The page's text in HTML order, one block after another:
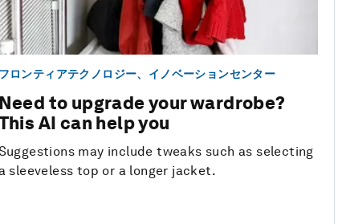
フロンティアテクノロジー、イノベーションセンター
Need to upgrade your wardrobe?
AI can help you
may include tweaks such as selecting
sleeveless top or a longer jacket.